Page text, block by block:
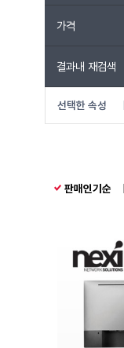
가격
결과내 재검색
선택한 속성
판매인기순